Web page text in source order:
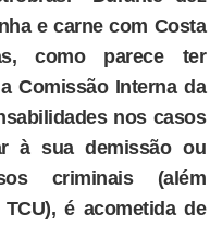
e carne com Costa
como parece ter
Comissão Interna da
nos casos
à sua demissão ou
criminais (além
é acometida de